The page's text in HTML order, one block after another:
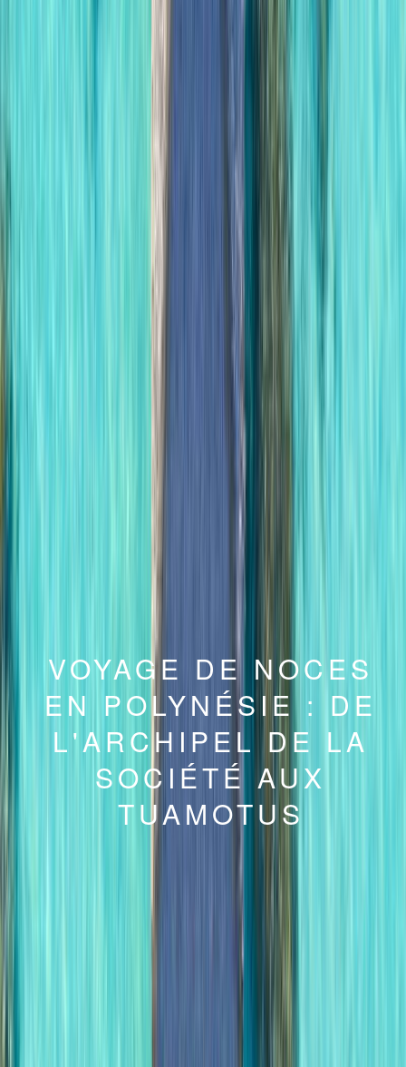
VOYAGE DE NOCES
EN POLYNÉSIE : DE
L'ARCHIPEL DE LA
SOCIÉTÉ AUX
TUAMOTUS